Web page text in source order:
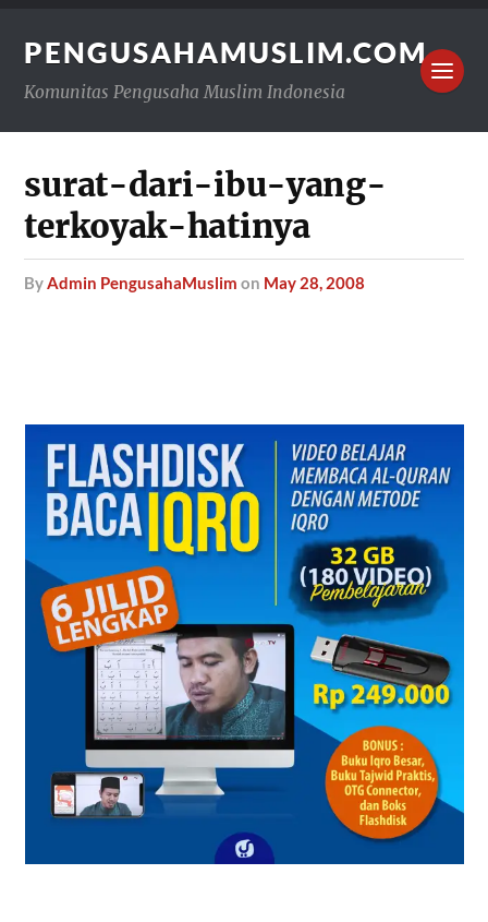
PENGUSAHAMUSLIM.COM
Komunitas Pengusaha Muslim Indonesia
surat-dari-ibu-yang-
terkoyak-hatinya
byAdmin PengusahaMuslim on May 28, 2008